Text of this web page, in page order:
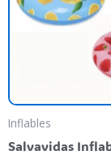
Inflables
Salvavidas